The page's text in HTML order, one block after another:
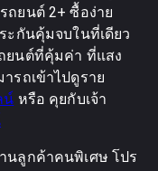
ถยนต์ 2+ ซื้อง่าย
ะกันคุ้มจบในที่เดียว
ยนต์ที่คุ้มค่า ที่แสง
รถเข้าไปดูราย
น์ หรือ คุยกับเจ้า
นลูกค้าคนพิเศษ โปร